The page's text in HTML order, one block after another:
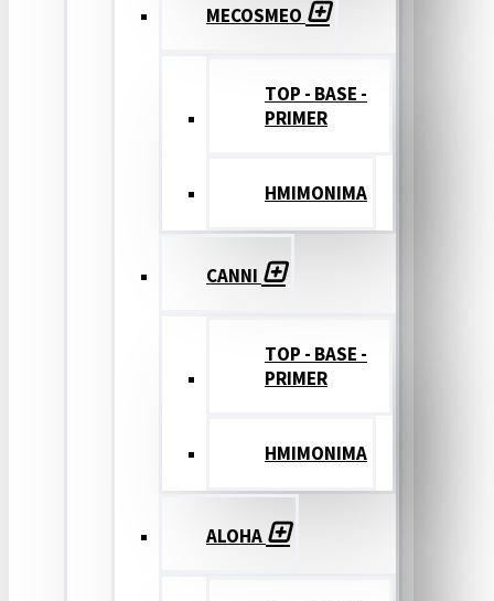
MECOSMEO
TOP - BASE -
PRIMER
ΗΜΙΜΟΝΙΜΑ
CANNI
TOP - BASE -
PRIMER
ΗΜΙΜΟΝΙΜΑ
ALOHA